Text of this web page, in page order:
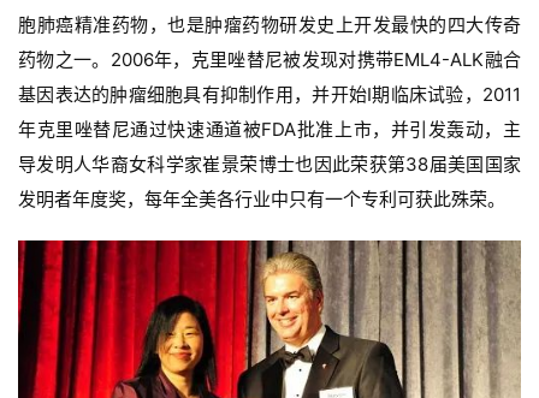
胞肺癌精准药物，也是肿瘤药物研发史上开发最快的四大传奇
药物之一。2006年，克里唑替尼被发现对携带EML4-ALK融合
基因表达的肿瘤细胞具有抑制作用，并开始I期临床试验，2011
年克里唑替尼通过快速通道被FDA批准上市，并引发轰动，主
导发明人华裔女科学家崔景荣博士也因此荣获第38届美国国家
发明者年度奖，每年全美各行业中只有一个专利可获此殊荣。